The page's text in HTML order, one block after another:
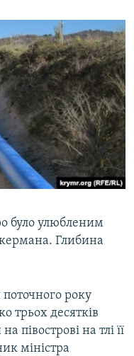
було улюбленим
Глибина
року
трьох десятків
півострові на тлі її
міністра